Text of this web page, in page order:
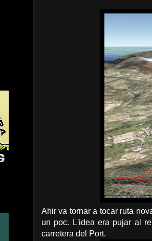
Ahir va tornar a tocar ruta
un poc. L'idea era pujar al
carretera del Port.